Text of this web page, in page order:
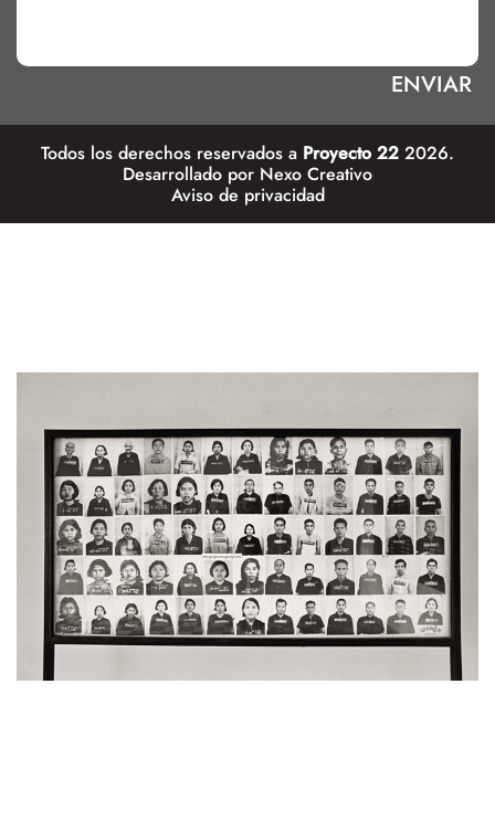
Todos los derechos reservados a Proyecto 22 2026.
Desarrollado por Nexo Creativo
Aviso de privacidad